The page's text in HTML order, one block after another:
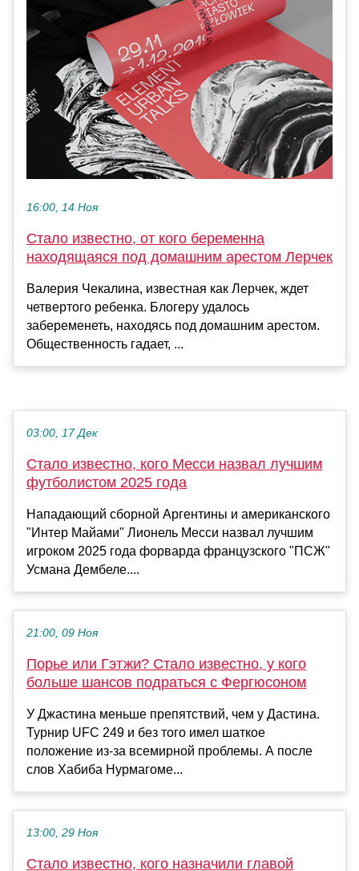
16:00, 14 Ноя
Стало известно, от кого беременна
находящаяся под домашним арестом Лерчек
Валерия Чекалина, известная как Лерчек, ждет
четвертого ребенка. Блогеру удалось
забеременеть, находясь под домашним арестом.
Общественность гадает, ...
03:00, 17 Дек
Стало известно, кого Месси назвал лучшим
футболистом 2025 года
Нападающий сборной Аргентины и американского
"Интер Майами" Лионель Месси назвал лучшим
игроком 2025 года форварда французского "ПСЖ"
Усмана Дембеле....
21:00, 09 Ноя
Порье или Гэтжи? Стало известно, у кого
больше шансов подраться с Фергюсоном
У Джастина меньше препятствий, чем у Дастина.
Турнир UFC 249 и без того имел шаткое
положение из-за всемирной проблемы. А после
слов Хабиба Нурмагоме...
13:00, 29 Ноя
Стало известно, кого назначили главой